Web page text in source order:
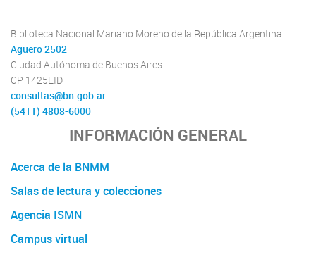
Biblioteca Nacional Mariano Moreno de la República Argentina
Agüero 2502
Ciudad Autónoma de Buenos Aires
CP 1425EID
consultas@bn.gob.ar
(5411) 4808-6000
INFORMACIÓN GENERAL
Acerca de la BNMM
Salas de lectura y colecciones
Agencia ISMN
Campus virtual